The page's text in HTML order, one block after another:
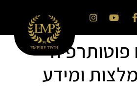
פוטותרפיה –
ומידע